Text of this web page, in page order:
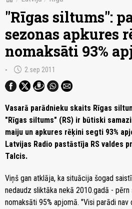
"Rīgas siltums":
sezonas apkures
nomaksāti 93%
- schedule 2.sep 2011
Vasarā parādnieku skaits Rīgas
"Rīgas siltums" (RS) ir būtiski
maiju un apkures rēķini segti 93%
Latvijas Radio pastāstīja RS valdes
Talcis.
Viņš gan atklāja, ka situācija šogad
nedaudz sliktāka nekā 2010.gadā -
nomaksāti 95% apjomā. "Visi parādi